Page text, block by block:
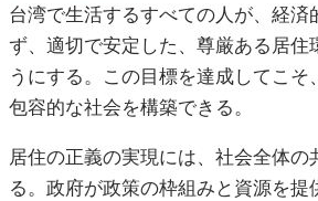
台湾で生活するすべての人が、経済
ず、適切で安定した、尊厳ある居住
うにする。この目標を達成してこそ
包容的な社会を構築できる。
居住の正義の実現には、社会全体の
る。政府が政策の枠組みと資源を提